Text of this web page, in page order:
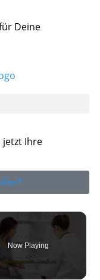
Deine
jetzt Ihre
Now Playing